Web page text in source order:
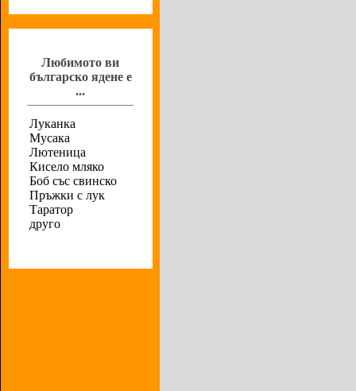
Любимото ви
българско ядене е
...
Луканка
Мусака
Лютеница
Кисело мляко
Боб със свинско
Пръжки с лук
Таратор
друго